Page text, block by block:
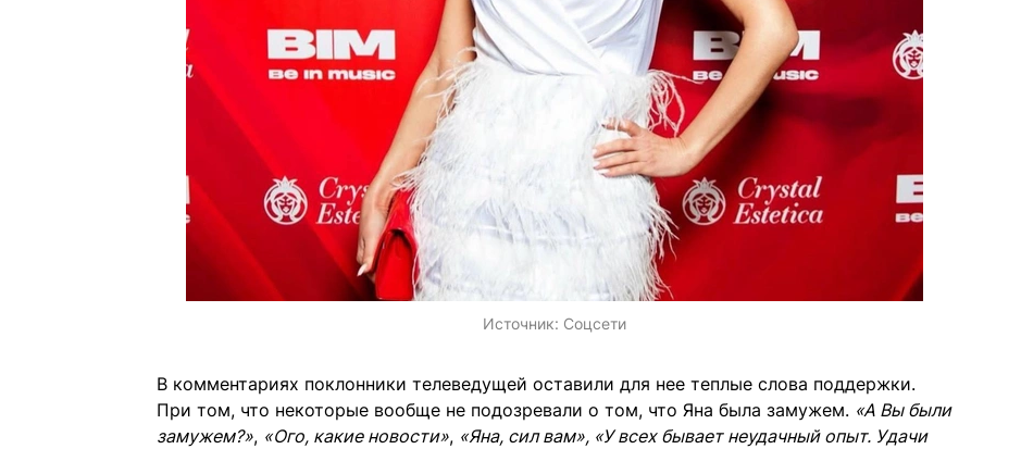
Источник: Соцсети
В комментариях поклонники телеведущей оставили для нее теплые слова поддержки.
При том, что некоторые вообще не подозревали о том, что Яна была замужем. «А Вы были
замужем?», «Ого, какие новости», «Яна, сил вам», «У всех бывает неудачный опыт. Удачи